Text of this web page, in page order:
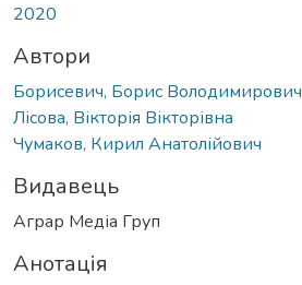
2020
Автори
Борисевич, Борис Володимирович
Лісова, Вікторія Вікторівна
Чумаков, Кирил Анатолійович
Видавець
Аграр Медіа Груп
Анотація